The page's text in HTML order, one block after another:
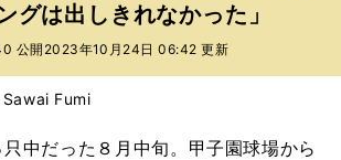
グは出しきれなかった」
公開 2023年10月24日 06:42 更新
Fumi
中だった８月中旬。甲子園球場から